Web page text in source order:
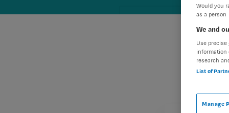
Would you
as a person
We and
Use
information
research
List of
Manage